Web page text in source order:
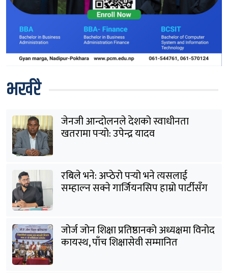
भर्खरै
जेनजी आन्दोलनले देशको स्वाधीनता
खतरामा पर्‍यो: उपेन्द्र यादव
रबिले भने: अप्ठेरो पर्‍यो भने त्यसलाई
सम्हाल्न सक्ने गार्जियनसिप हाम्रो पार्टीसँग
जोर्ज जोन शिक्षा प्रतिष्ठानको अध्यक्षमा विनोद
कायस्थ, पाँच शिक्षासेवी सम्मानित